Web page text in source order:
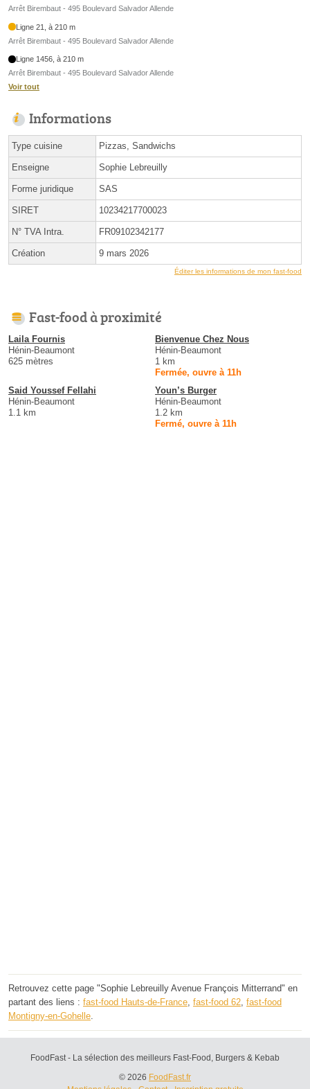
Arrêt Birembaut - 495 Boulevard Salvador Allende
Ligne 21, à 210 m
Arrêt Birembaut - 495 Boulevard Salvador Allende
Ligne 1456, à 210 m
Arrêt Birembaut - 495 Boulevard Salvador Allende
Voir tout
Informations
Type cuisine Pizzas, Sandwichs
Enseigne Sophie Lebreuilly
Forme juridique SAS
SIRET 10234217700023
N° TVA Intra. FR09102342177
Création 9 mars 2026
Éditer les informations de mon fast-food
Fast-food à proximité
Laila Fournis
Hénin-Beaumont
625 mètres
Bienvenue Chez Nous
Hénin-Beaumont
1 km
Fermée, ouvre à 11h
Said Youssef Fellahi
Hénin-Beaumont
1.1 km
Youn’s Burger
Hénin-Beaumont
1.2 km
Fermé, ouvre à 11h
Retrouvez cette page "Sophie Lebreuilly Avenue François Mitterrand" en
partant des liens : fast-food Hauts-de-France, fast-food 62, fast-food
Montigny-en-Gohelle.
FoodFast - La sélection des meilleurs Fast-Food, Burgers & Kebab
© 2026 FoodFast.fr